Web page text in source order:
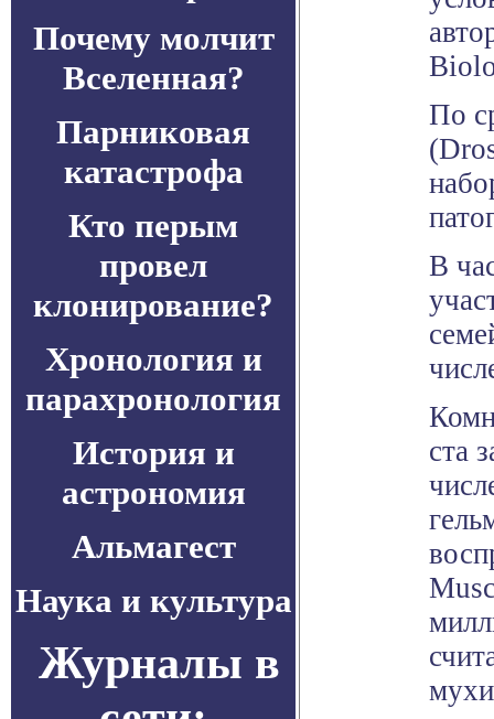
Почему молчит
Вселенная?
Парниковая
катастрофа
Кто перым
провел
клонирование?
Хронология и
парахронология
История и
астрономия
Альмагест
Наука и культура
Журналы в
По
В
ста